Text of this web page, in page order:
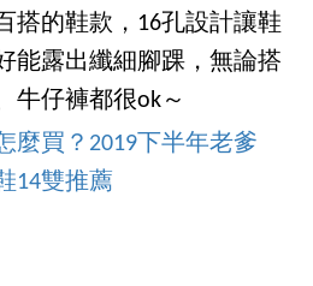
搭的鞋款，16孔設計讓鞋
能露出纖細腳踝，無論搭
牛仔褲都很ok～
麼買？2019下半年老爹
14雙推薦